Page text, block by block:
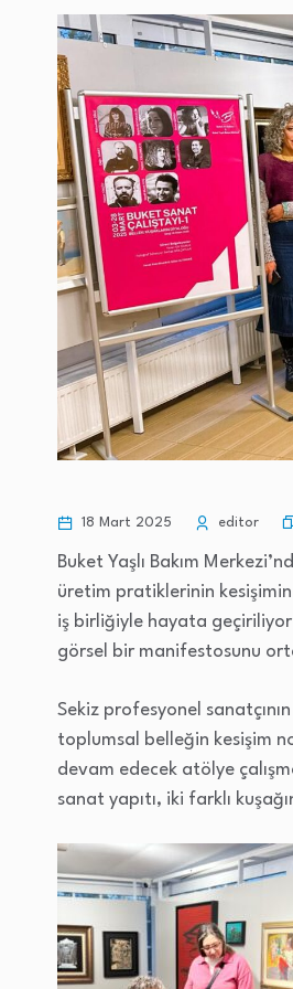
18 Mart 2025 editor
Buket Yaşlı Bakım
üretim pratiklerinin
iş birliğiyle hayata
görsel bir manifestosunu
Sekiz profesyonel
toplumsal belleğin kesişim
devam edecek atölye
sanat yapıtı, iki farklı